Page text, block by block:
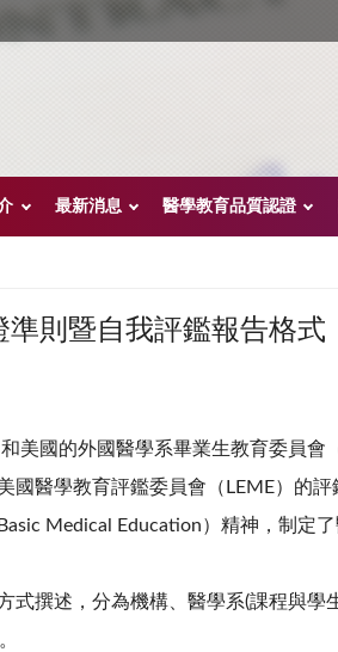
最新消息 醫學教育品質認證
則暨自我評鑑報告格式
美國的外國醫學系畢業生教育委員
國醫學教育評鑑委員會（LEME）的
Medical Education）精神，制定了
式撰述，分為機構、醫學系(課程與